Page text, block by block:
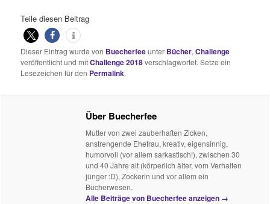
Teile diesen Beitrag
Dieser Eintrag wurde von Buecherfeeunter Bücher,Challenge
veröffentlicht und mitChallenge 2018verschlagwortet. Setze ein
Lesezeichen für den Permalink.
Über Buecherfee
Mutter von zwei zauberhaften Zicken,
anstrengende Ehefrau, kreativ, eigensinnig,
humorvoll (vor allem sarkastisch!), zwischen 30
und 40 Jahre alt (körperlich älter, vom Verhalten
jünger :D), Zockerin und vor allem ein
Bücherwesen.
Alle Beiträge von Buecherfee anzeigen →